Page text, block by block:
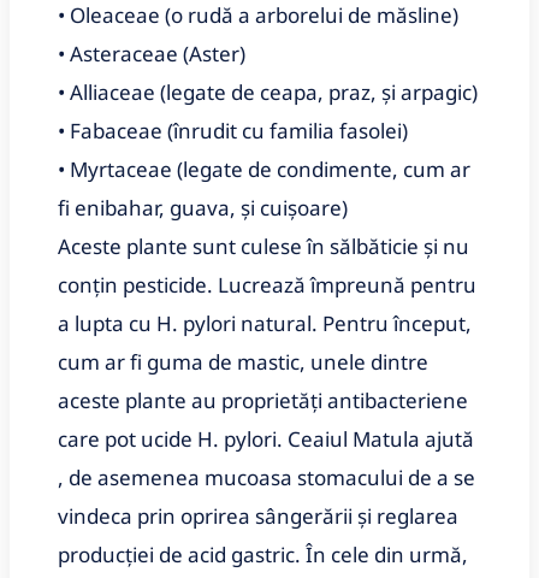
• Oleaceae (o rudă a arborelui de măsline)
• Asteraceae (Aster)
• Alliaceae (legate de ceapa, praz, și arpagic)
• Fabaceae (înrudit cu familia fasolei)
• Myrtaceae (legate de condimente, cum ar
fi enibahar, guava, și cuișoare)
Aceste plante sunt culese în sălbăticie și nu
conțin pesticide. Lucrează împreună pentru
a lupta cu H. pylori natural. Pentru început,
cum ar fi guma de mastic, unele dintre
aceste plante au proprietăți antibacteriene
care pot ucide H. pylori. Ceaiul Matula ajută
, de asemenea mucoasa stomacului de a se
vindeca prin oprirea sângerării și reglarea
producției de acid gastric. În cele din urmă,